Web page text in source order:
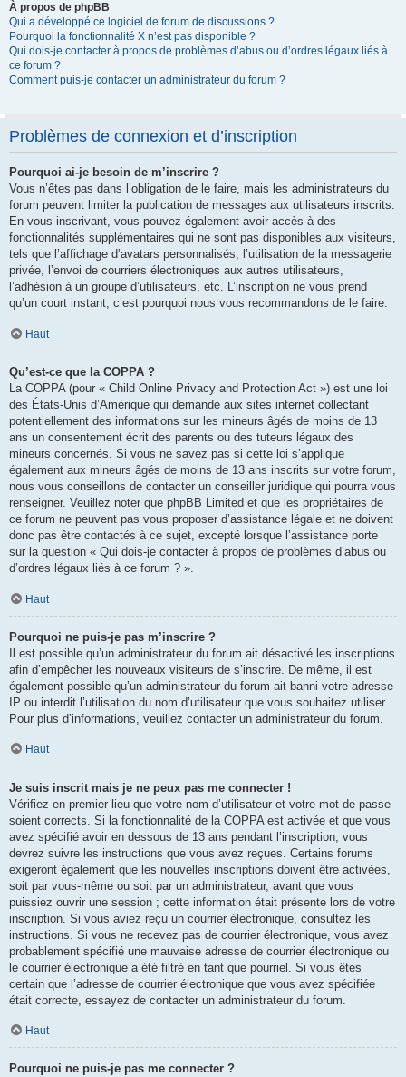
À propos de phpBB
Qui a développé ce logiciel de forum de discussions ?
Pourquoi la fonctionnalité X n’est pas disponible ?
Qui dois-je contacter à propos de problèmes d’abus ou d’ordres légaux liés à
ce forum ?
Comment puis-je contacter un administrateur du forum ?
Problèmes de connexion et d’inscription
Pourquoi ai-je besoin de m’inscrire ?
Vous n’êtes pas dans l’obligation de le faire, mais les administrateurs du
forum peuvent limiter la publication de messages aux utilisateurs inscrits.
En vous inscrivant, vous pouvez également avoir accès à des
fonctionnalités supplémentaires qui ne sont pas disponibles aux visiteurs,
tels que l’affichage d’avatars personnalisés, l’utilisation de la messagerie
privée, l’envoi de courriers électroniques aux autres utilisateurs,
l’adhésion à un groupe d’utilisateurs, etc. L’inscription ne vous prend
qu’un court instant, c’est pourquoi nous vous recommandons de le faire.
Haut
Qu’est-ce que la COPPA ?
La COPPA (pour « Child Online Privacy and Protection Act ») est une loi
des États-Unis d’Amérique qui demande aux sites internet collectant
potentiellement des informations sur les mineurs âgés de moins de 13
ans un consentement écrit des parents ou des tuteurs légaux des
mineurs concernés. Si vous ne savez pas si cette loi s’applique
également aux mineurs âgés de moins de 13 ans inscrits sur votre forum,
nous vous conseillons de contacter un conseiller juridique qui pourra vous
renseigner. Veuillez noter que phpBB Limited et que les propriétaires de
ce forum ne peuvent pas vous proposer d’assistance légale et ne doivent
donc pas être contactés à ce sujet, excepté lorsque l’assistance porte
sur la question « Qui dois-je contacter à propos de problèmes d’abus ou
d’ordres légaux liés à ce forum ? ».
Haut
Pourquoi ne puis-je pas m’inscrire ?
Il est possible qu’un administrateur du forum ait désactivé les inscriptions
afin d’empêcher les nouveaux visiteurs de s’inscrire. De même, il est
également possible qu’un administrateur du forum ait banni votre adresse
IP ou interdit l’utilisation du nom d’utilisateur que vous souhaitez utiliser.
Pour plus d’informations, veuillez contacter un administrateur du forum.
Haut
Je suis inscrit mais je ne peux pas me connecter !
Vérifiez en premier lieu que votre nom d’utilisateur et votre mot de passe
soient corrects. Si la fonctionnalité de la COPPA est activée et que vous
avez spécifié avoir en dessous de 13 ans pendant l’inscription, vous
devrez suivre les instructions que vous avez reçues. Certains forums
exigeront également que les nouvelles inscriptions doivent être activées,
soit par vous-même ou soit par un administrateur, avant que vous
puissiez ouvrir une session ; cette information était présente lors de votre
inscription. Si vous aviez reçu un courrier électronique, consultez les
instructions. Si vous ne recevez pas de courrier électronique, vous avez
probablement spécifié une mauvaise adresse de courrier électronique ou
le courrier électronique a été filtré en tant que pourriel. Si vous êtes
certain que l’adresse de courrier électronique que vous avez spécifiée
était correcte, essayez de contacter un administrateur du forum.
Haut
Pourquoi ne puis-je pas me connecter ?